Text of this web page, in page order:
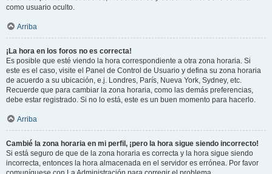
como usuario oculto.
Arriba
¡La hora en los foros no es correcta!
Es posible que esté viendo la hora correspondiente a otra zona horaria. Si
este es el caso, visite el Panel de Control de Usuario y defina su zona horaria
de acuerdo a su ubicación, e.j. Londres, París, Nueva York, Sydney, etc.
Recuerde que para cambiar la zona horaria, como las demás preferencias,
debe estar registrado. Si no lo está, este es un buen momento para hacerlo.
Arriba
Cambié la zona horaria en mi perfil, ¡pero la hora sigue siendo incorrecto!
Si está seguro de que de la zona horaria es correcta y la hora sigue siendo
incorrecta, entonces la hora almacenada en el servidor es errónea. Por favor